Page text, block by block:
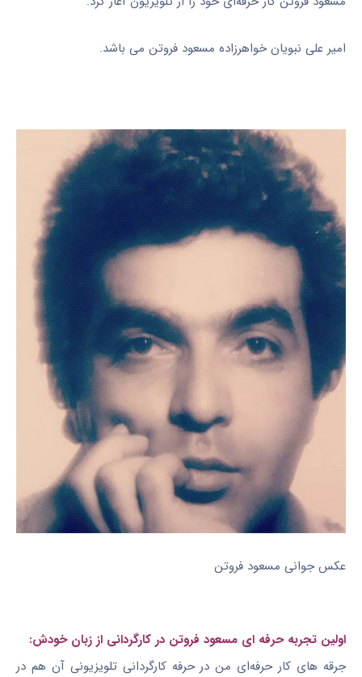
امیر علی نبویان خواهرزاده مسعود فروتن می باشد.
عکس جوانی مسعود فروتن
اولین تجربه حرفه ای مسعود فروتن در کارگردانی از زبان خودش:
جرقه‌ های کار حرفه‌ای من در حرفه کارگردانی تلویزیونی آن هم در